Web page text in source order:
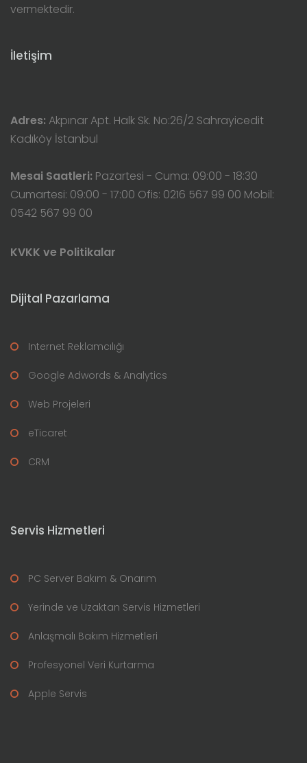
vermektedir.
İletişim
Adres: Akpınar Apt. Halk Sk. No:26/2 Sahrayicedit
Kadıköy İstanbul
Mesai Saatleri: Pazartesi - Cuma: 09:00 - 18:30
Cumartesi: 09:00 - 17:00 Ofis: 0216 567 99 00 Mobil:
0542 567 99 00
KVKK ve Politikalar
Dijital Pazarlama
Internet Reklamcılığı
Google Adwords & Analytics
Web Projeleri
eTicaret
CRM
Servis Hizmetleri
PC Server Bakım & Onarım
Yerinde ve Uzaktan Servis Hizmetleri
Anlaşmalı Bakım Hizmetleri
Profesyonel Veri Kurtarma
Apple Servis